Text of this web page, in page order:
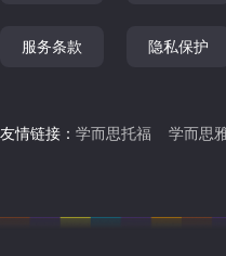
服务条款
隐私保护
友情链接： 学而思托福 学而思